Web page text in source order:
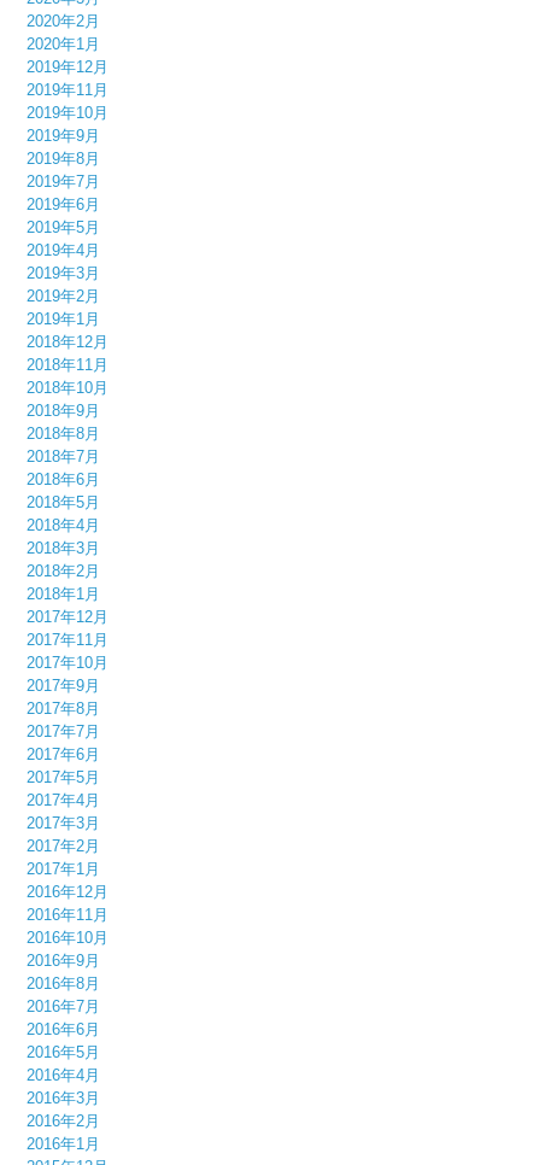
2020年2月
2020年1月
2019年12月
2019年11月
2019年10月
2019年9月
2019年8月
2019年7月
2019年6月
2019年5月
2019年4月
2019年3月
2019年2月
2019年1月
2018年12月
2018年11月
2018年10月
2018年9月
2018年8月
2018年7月
2018年6月
2018年5月
2018年4月
2018年3月
2018年2月
2018年1月
2017年12月
2017年11月
2017年10月
2017年9月
2017年8月
2017年7月
2017年6月
2017年5月
2017年4月
2017年3月
2017年2月
2017年1月
2016年12月
2016年11月
2016年10月
2016年9月
2016年8月
2016年7月
2016年6月
2016年5月
2016年4月
2016年3月
2016年2月
2016年1月